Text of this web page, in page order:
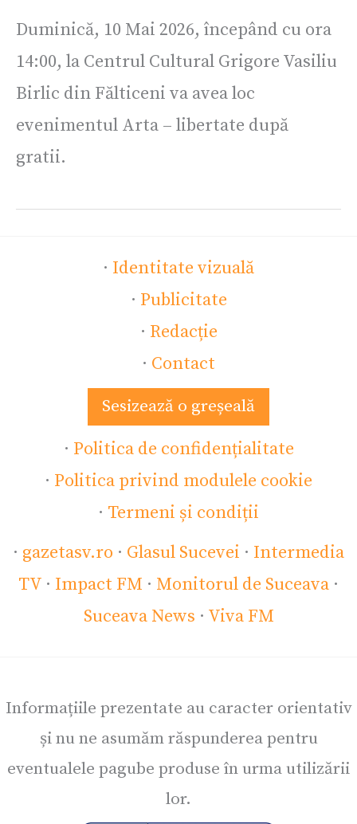
Duminică, 10 Mai 2026, începând cu ora
14:00, la Centrul Cultural Grigore Vasiliu
Birlic din Fălticeni va avea loc
evenimentul Arta – libertate după
gratii.
· Identitate vizuală
· Publicitate
· Redacție
· Contact
Sesizează o greșeală
· Politica de confidențialitate
· Politica privind modulele cookie
· Termeni și condiții
· gazetasv.ro · Glasul Sucevei · Intermedia
TV · Impact FM · Monitorul de Suceava ·
Suceava News · Viva FM
Informațiile prezentate au caracter orientativ
și nu ne asumăm răspunderea pentru
eventualele pagube produse în urma utilizării
lor.